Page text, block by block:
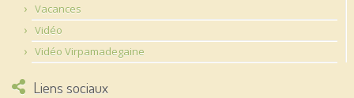
Vacances
Vidéo
Vidéo Virpamadegaine
Liens sociaux